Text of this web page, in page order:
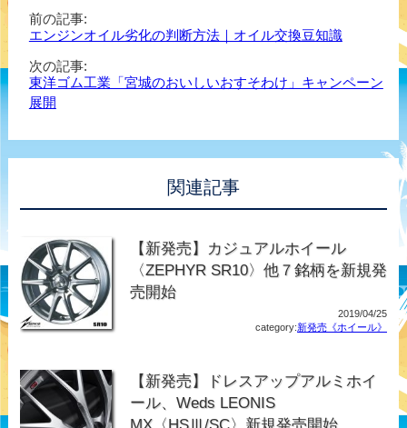
前の記事:
エンジンオイル劣化の判断方法｜オイル交換豆知識
次の記事:
東洋ゴム工業「宮城のおいしいおすそわけ」キャンペーン
展開
関連記事
【新発売】カジュアルホイール
〈ZEPHYR SR10〉他７銘柄を新規発
売開始
2019/04/25
category:新発売《ホイール》
【新発売】ドレスアップアルミホイ
ール、Weds LEONIS
MX〈HSⅢ/SC〉新規発売開始